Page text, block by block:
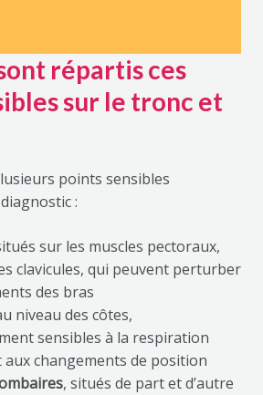
répartis ces
sur le tronc et
points sensibles
:
sur les muscles pectoraux,
clavicules, qui peuvent perturber
des bras
niveau des côtes,
sensibles à la respiration
changements de position
, situés de part et d’autre